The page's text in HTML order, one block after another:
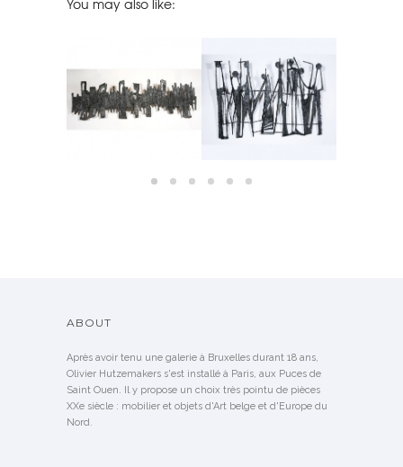
You may also like:
SCULPTURE BY PIA MANU
SOLD
PEWTER WALL
SCULPTURE BY PIA MANU
SOLD
ABOUT
Après avoir tenu une galerie à Bruxelles durant 18 ans,
Olivier Hutzemakers s'est installé à Paris, aux Puces de
Saint Ouen. Il y propose un choix très pointu de pièces
XXe siècle : mobilier et objets d'Art belge et d'Europe du
Nord.